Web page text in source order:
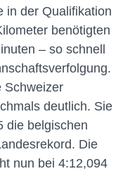
in der Qualifikation
benötigten
– so schnell
Schweizer
deutlich. Sie
die belgischen
Die
nun bei 4:12,094